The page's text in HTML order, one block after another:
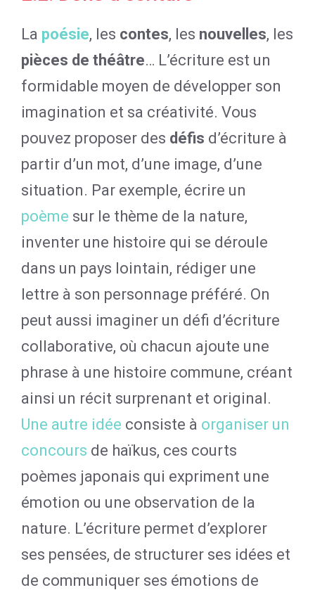
La poésie, les contes, les nouvelles, les
pièces de théâtre… L’écriture est un
formidable moyen de développer son
imagination et sa créativité. Vous
pouvez proposer des défis d’écriture à
partir d’un mot, d’une image, d’une
situation. Par exemple, écrire un
poème sur le thème de la nature,
inventer une histoire qui se déroule
dans un pays lointain, rédiger une
lettre à son personnage préféré. On
peut aussi imaginer un défi d’écriture
collaborative, où chacun ajoute une
phrase à une histoire commune, créant
ainsi un récit surprenant et original.
Une autre idée consiste à organiser un
concours de haïkus, ces courts
poèmes japonais qui expriment une
émotion ou une observation de la
nature. L’écriture permet d’explorer
ses pensées, de structurer ses idées et
de communiquer ses émotions de